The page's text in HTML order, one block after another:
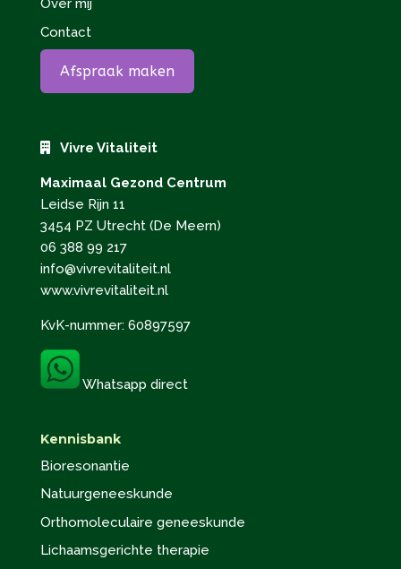
Over mij
Contact
Afspraak maken
Vivre Vitaliteit
Maximaal Gezond Centrum
Leidse Rijn 11
3454 PZ Utrecht (De Meern)
06 388 99 217
info@vivrevitaliteit.nl
www.vivrevitaliteit.nl
KvK-nummer: 60897597
Whatsapp direct
Kennisbank
Bioresonantie
Natuurgeneeskunde
Orthomoleculaire geneeskunde
Lichaamsgerichte therapie